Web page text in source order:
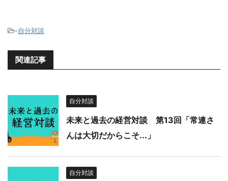
-自分対談
関連記事
自分対談
未来と過去の経営対談 第13回「常連さ
んは大切だからこそ...」
自分対談